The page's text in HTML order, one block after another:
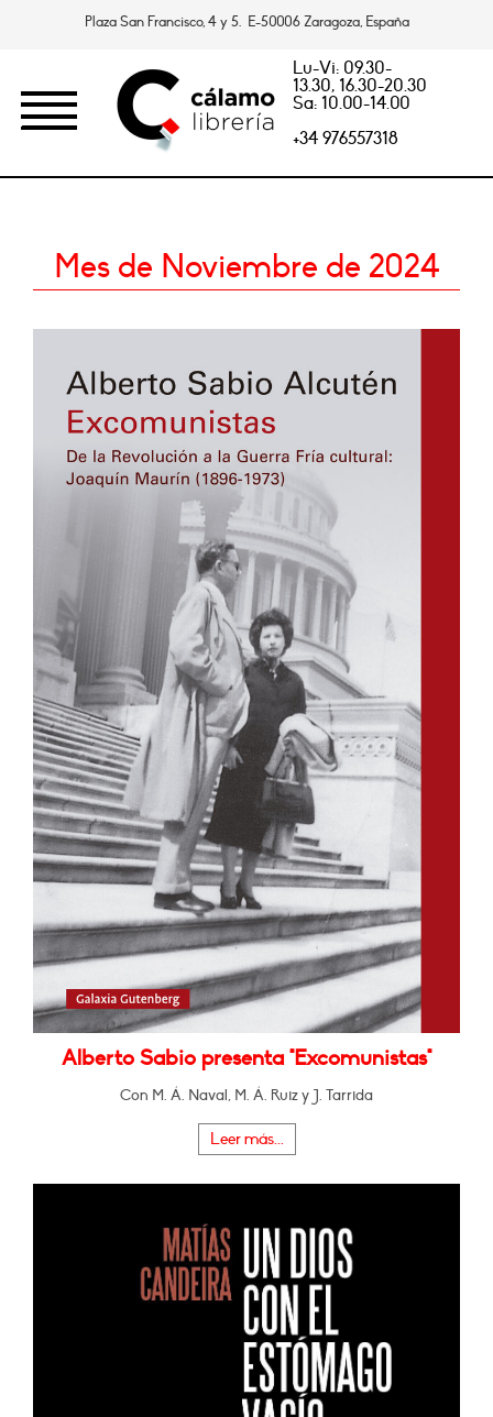
Plaza San Francisco, 4 y 5. E-50006 Zaragoza, España
Lu-Vi: 09.30-
13.30, 16.30-20.30
Sa: 10.00-14.00
+34 976557318
Mes de Noviembre de 2024
Alberto Sabio presenta "Excomunistas"
Con M. Á. Naval, M. Á. Ruiz y J. Tarrida
Leer más...